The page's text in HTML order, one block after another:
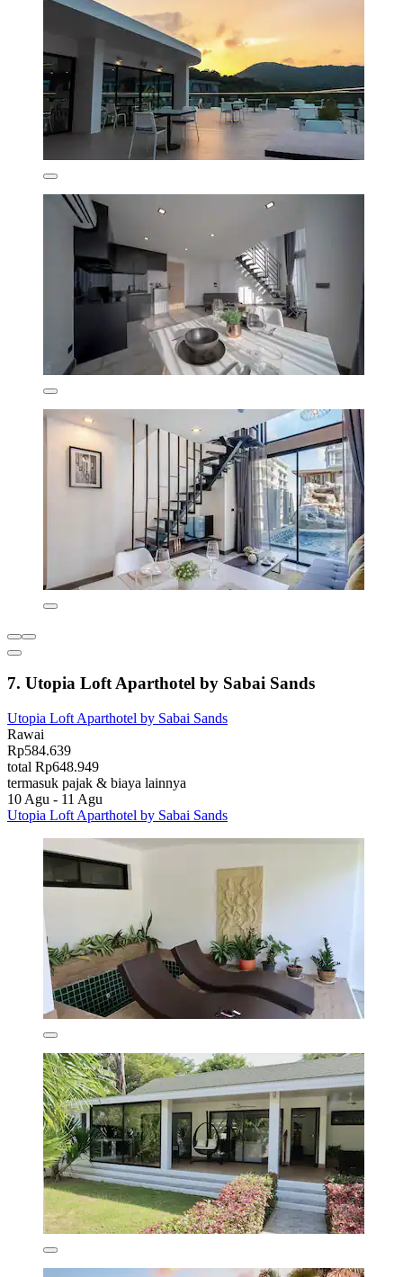
7. Utopia Loft Aparthotel by Sabai Sands
Utopia Loft Aparthotel by Sabai Sands
Rawai
Rp584.639
total Rp648.949
termasuk pajak & biaya lainnya
10 Agu - 11 Agu
Utopia Loft Aparthotel by Sabai Sands